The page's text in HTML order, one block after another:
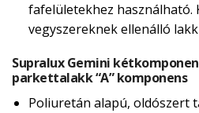
fafelületekhez használható.
vegyszereknek ellenálló
Supralux Gemini
parkettalakk “A” komponens
Poliuretán alapú, oldószert